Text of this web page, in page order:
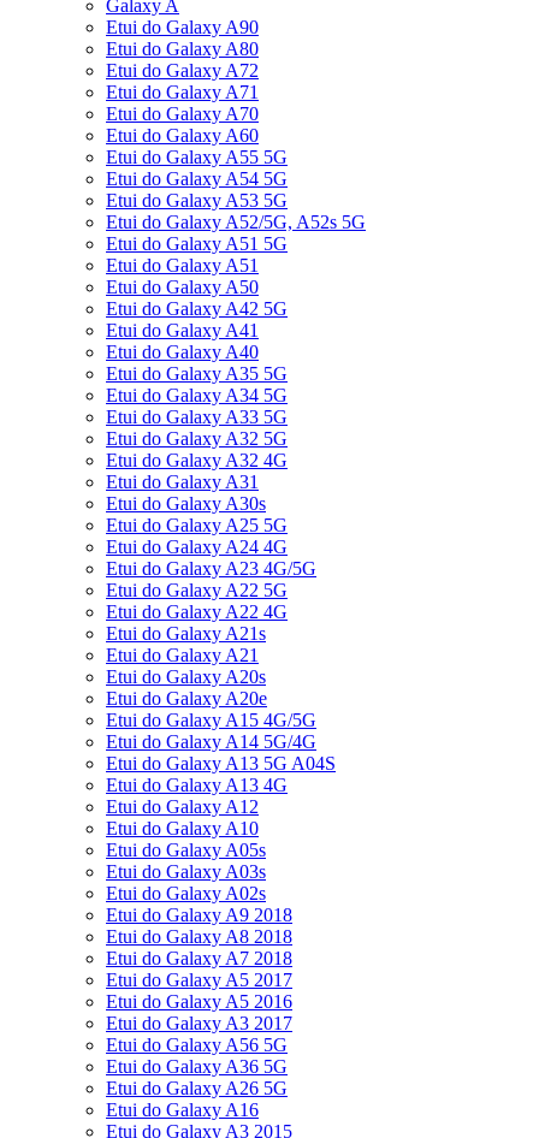
Galaxy A
Etui do Galaxy A90
Etui do Galaxy A80
Etui do Galaxy A72
Etui do Galaxy A71
Etui do Galaxy A70
Etui do Galaxy A60
Etui do Galaxy A55 5G
Etui do Galaxy A54 5G
Etui do Galaxy A53 5G
Etui do Galaxy A52/5G, A52s 5G
Etui do Galaxy A51 5G
Etui do Galaxy A51
Etui do Galaxy A50
Etui do Galaxy A42 5G
Etui do Galaxy A41
Etui do Galaxy A40
Etui do Galaxy A35 5G
Etui do Galaxy A34 5G
Etui do Galaxy A33 5G
Etui do Galaxy A32 5G
Etui do Galaxy A32 4G
Etui do Galaxy A31
Etui do Galaxy A30s
Etui do Galaxy A25 5G
Etui do Galaxy A24 4G
Etui do Galaxy A23 4G/5G
Etui do Galaxy A22 5G
Etui do Galaxy A22 4G
Etui do Galaxy A21s
Etui do Galaxy A21
Etui do Galaxy A20s
Etui do Galaxy A20e
Etui do Galaxy A15 4G/5G
Etui do Galaxy A14 5G/4G
Etui do Galaxy A13 5G A04S
Etui do Galaxy A13 4G
Etui do Galaxy A12
Etui do Galaxy A10
Etui do Galaxy A05s
Etui do Galaxy A03s
Etui do Galaxy A02s
Etui do Galaxy A9 2018
Etui do Galaxy A8 2018
Etui do Galaxy A7 2018
Etui do Galaxy A5 2017
Etui do Galaxy A5 2016
Etui do Galaxy A3 2017
Etui do Galaxy A56 5G
Etui do Galaxy A36 5G
Etui do Galaxy A26 5G
Etui do Galaxy A16
Etui do Galaxy A3 2015